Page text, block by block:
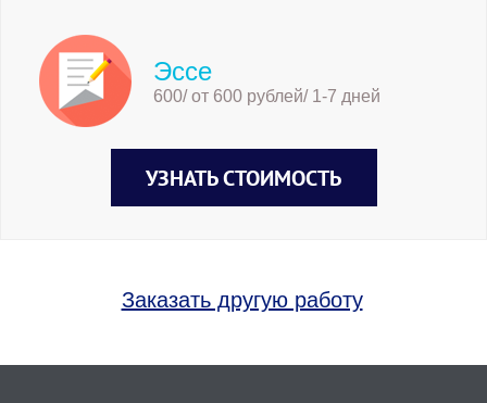
Эссе
600/ от 600 рублей/ 1-7 дней
УЗНАТЬ СТОИМОСТЬ
Заказать другую работу